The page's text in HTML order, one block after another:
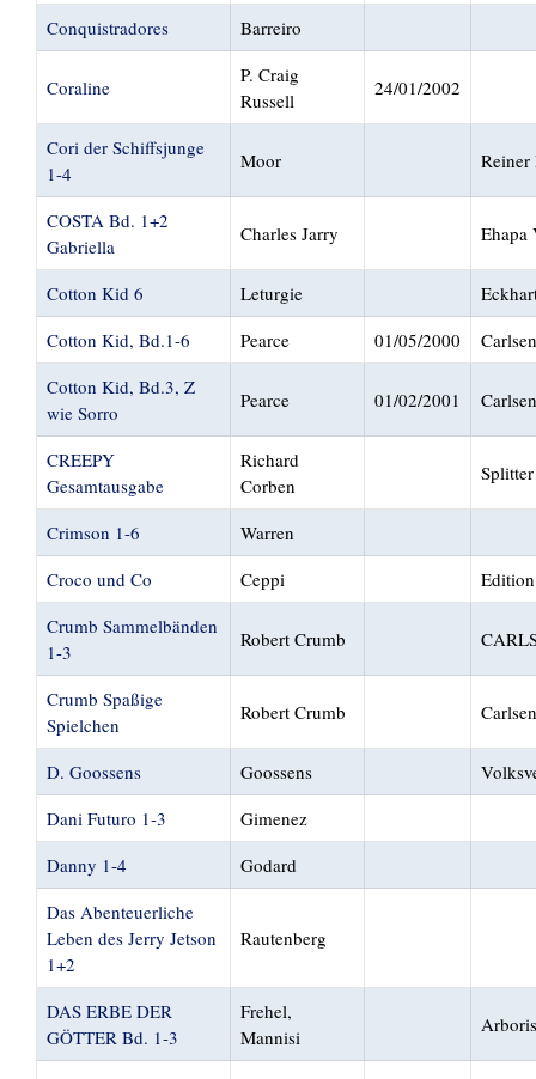
Conquistradores Barreiro
Coraline
P. Craig
Russell
24/01/2002
Cori der Schiffsjunge
1-4
Moor Reiner
COSTA Bd. 1+2
Gabriella
Charles Jarry Ehapa
Cotton Kid 6 Leturgie
Cotton Kid, Bd.1-6
Pearce 01/05/2000
Carlsen
Cotton Kid, Bd.3, Z
wie Sorro
Pearce 01/02/2001 Carlsen
CREEPY
Gesamtausgabe
Richard
Corben
Splitter
Crimson 1-6
Warren
Croco und Co
Ceppi
Crumb Sammelbänden
1-3
Robert Crumb
Crumb Spaßige
Spielchen
Robert Crumb
D. Goossens Goossens
Dani Futuro 1-3
Gimenez
Danny 1-4
Godard
Das Abenteuerliche
Leben des Jerry Jetson
1+2
Rautenberg
DAS ERBE DER
GÖTTER Bd. 1-3
Frehel,
Mannisi
Arboris